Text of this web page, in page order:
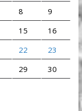
8
9
15
16
22
23
29 30